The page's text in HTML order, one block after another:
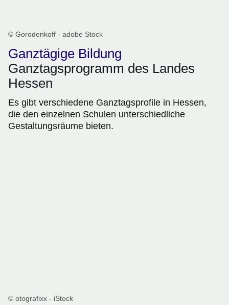
© Gorodenkoff - adobe Stock
Ganztägige Bildung
Ganztagsprogramm des Landes
Hessen
Es gibt verschiedene Ganztagsprofile in Hessen,
die den einzelnen Schulen unterschiedliche
Gestaltungsräume bieten.
© otografixx - iStock